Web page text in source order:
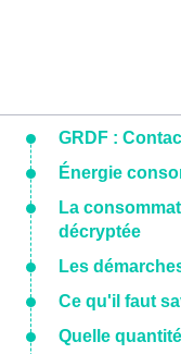
GRDF :
Énergie
La
décryptée
Les
Ce qu'il faut
Quelle